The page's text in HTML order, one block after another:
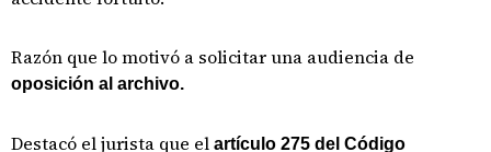
Razón que lo motivó a solicitar una audiencia de
oposición al archivo.
Destacó el jurista que el artículo 275 del Código